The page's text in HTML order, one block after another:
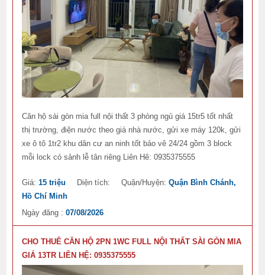
Căn hộ sài gòn mia full nội thất 3 phòng ngủ giá 15tr5 tốt nhất
thị trường, điện nước theo giá nhà nước, gửi xe máy 120k, gửi
xe ô tô 1tr2 khu dân cư an ninh tốt bảo vê 24/24 gồm 3 block
mỗi lock có sảnh lễ tân riêng Liên Hê: 0935375555
Giá:15 triệu Diện tích: Quận/Huyện:Quận Bình Chánh,
Hồ Chí Minh
Ngày đăng :07/08/2026
CHO THUÊ CĂN HỘ 2PN 1WC FULL NỘI THẤT SÀI GÒN MIA
GIÁ 13TR LIÊN HỆ: 0935375555